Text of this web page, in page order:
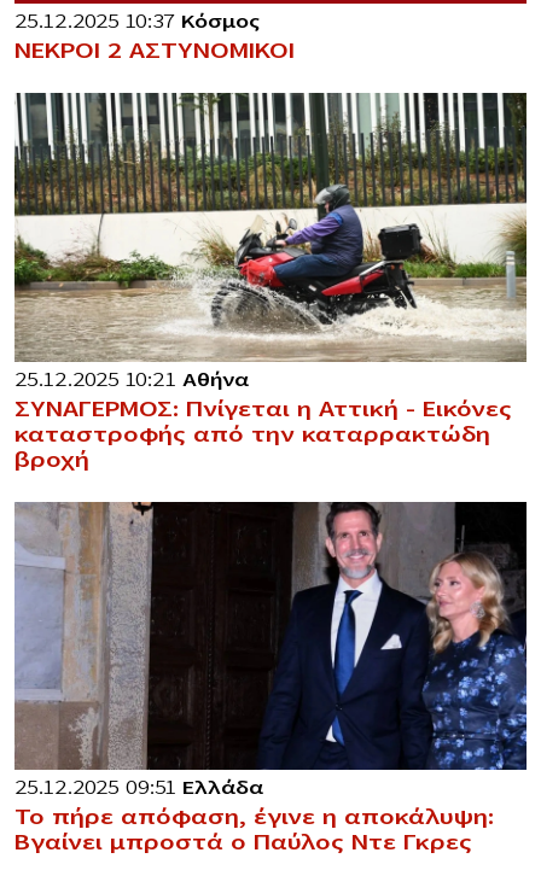
25.12.2025 10:37 Κόσμος
ΝΕΚΡΟΙ 2 ΑΣΤΥΝΟΜΙΚΟΙ
25.12.2025 10:21 Αθήνα
ΣΥΝΑΓΕΡΜΟΣ: Πνίγεται η Αττική – Εικόνες
καταστροφής από την καταρρακτώδη
βροχή
25.12.2025 09:51 Ελλάδα
Το πήρε απόφαση, έγινε η αποκάλυψη:
Βγαίνει μπροστά ο Παύλος Ντε Γκρες